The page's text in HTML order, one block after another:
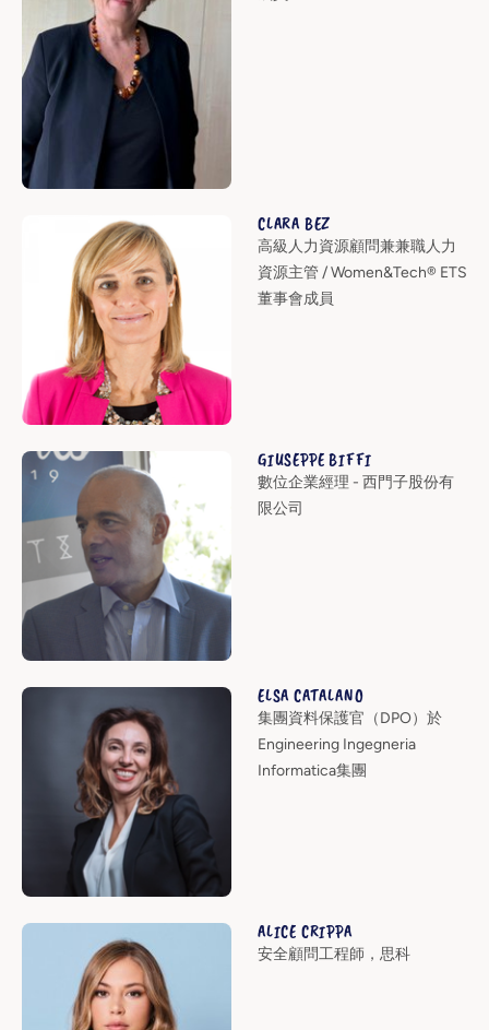
CLARA BEZ
高級人力資源顧問兼兼職人力
資源主管 / Women&Tech® ETS
董事會成員
GIUSEPPE BIFFI
數位企業經理 - 西門子股份有
限公司
ELSA CATALANO
集團資料保護官（DPO）於
Engineering Ingegneria
Informatica集團
ALICE CRIPPA
安全顧問工程師，思科